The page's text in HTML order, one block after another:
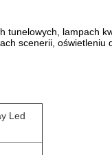
lampach
scenerii,
Led